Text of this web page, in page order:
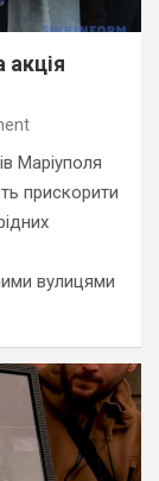
акція
Маріуполя
прискорити
вулицями